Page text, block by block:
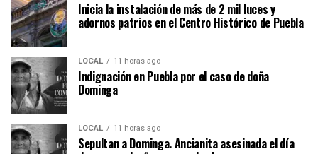
Inicia la instalación de más de 2 mil luces y
adornos patrios en el Centro Histórico de Puebla
LOCAL 11 horas ago
Indignación en Puebla por el caso de doña
Dominga
LOCAL 11 horas ago
Sepultan a Dominga. Ancianita asesinada el día